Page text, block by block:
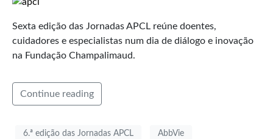
Sexta edição das Jornadas APCL reúne doentes,
cuidadores e especialistas num dia de diálogo e inovação
na Fundação Champalimaud.
Continue reading
6.ª edição das Jornadas APCL AbbVie